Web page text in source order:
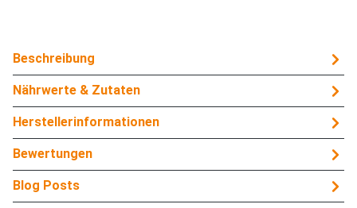
Beschreibung
Nährwerte & Zutaten
Herstellerinformationen
Bewertungen
Blog Posts